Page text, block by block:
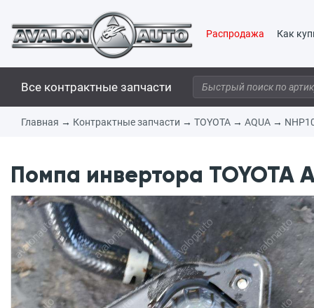
Распродажа Как
Все контрактные запчасти
Главная → Контрактные запчасти → TOYOTA → AQUA →
Помпа инвертора TOYOTA